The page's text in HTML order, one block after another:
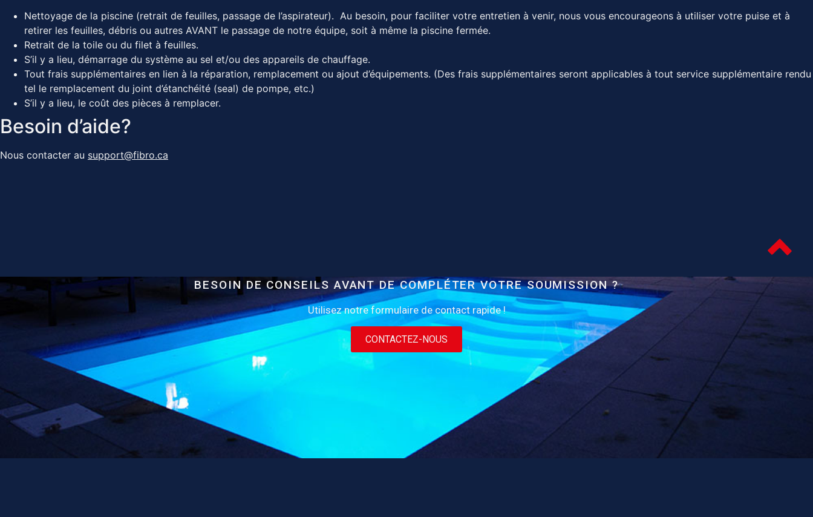
Nettoyage de la piscine (retrait de feuilles, passage de l’aspirateur). Au besoin, pour faciliter votre entretien à venir, nous vous encourageons à utiliser votre puise et à
retirer les feuilles, débris ou autres AVANT le passage de notre équipe, soit à même la piscine fermée.
Retrait de la toile ou du filet à feuilles.
S’il y a lieu, démarrage du système au sel et/ou des appareils de chauffage.
Tout frais supplémentaires en lien à la réparation, remplacement ou ajout d’équipements. (Des frais supplémentaires seront applicables à tout service supplémentaire rendu
tel le remplacement du joint d’étanchéité (seal) de pompe, etc.)
S’il y a lieu, le coût des pièces à remplacer.
Besoin d’aide?
Nous contacter au support@fibro.ca
BESOIN DE CONSEILS AVANT DE COMPLÉTER VOTRE SOUMISSION ?
Utilisez notre formulaire de contact rapide !
CONTACTEZ-NOUS